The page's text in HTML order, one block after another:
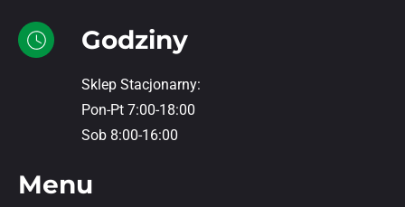
Godziny
Sklep Stacjonarny:
Pon-Pt 7:00-18:00
Sob 8:00-16:00
Menu